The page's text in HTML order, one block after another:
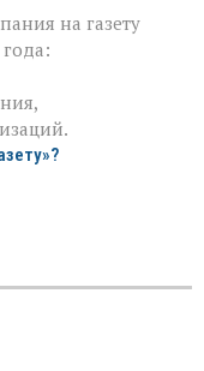
на газету